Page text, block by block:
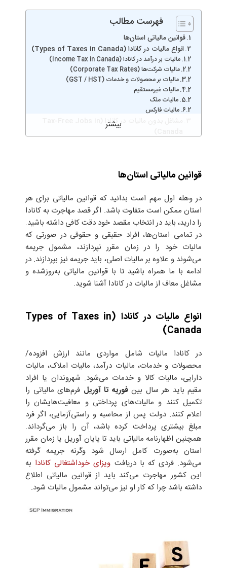
فهرست مطالب
قوانین مالیاتی استان‌ها
انواع مالیات در کانادا (Types of Taxes in Canada)
مالیات بر درآمد در کانادا (Income Tax in Canada)
مالیات شرکت‌ها (Corporate Tax Rates)
مالیات بر محصولات و خدمات (GST / HST)
مالیات غیرمستقیم
مالیات ملک
مالیات فارکس
قوانین مالیاتی استان‌ها
در وهله اول مهم است بدانید که قوانین مالیاتی برای هر
استان ممکن است متفاوت باشد. اگر قصد مهاجرت به کانادا
را دارید، باید در انتخاب مقصد خود دقت کافی داشته باشید.
در تمامی استان‌ها، افراد حقیقی و حقوقی در صورتی که
مالیات خود را در زمان مقرر نپردازند، مشمول جریمه
می‌شوند و علاوه بر مالیات اصلی، باید جریمه نیز بپردازند. در
ادامه با ما همراه باشید تا با قوانین مالیاتی به‌روز‌شده و
مشاغل معاف از مالیات در کانادا آشنا شوید.
انواع مالیات در کانادا (Types of Taxes in
Canada)
در کانادا مالیات شامل مواردی مانند ارزش افزوده/
محصولات و خدمات، مالیات درآمد، مالیات املاک، مالیات
دارایی، مالیات کالا و خدمات می‌شود. شهروندان یا افراد
مقیم باید هر سال بینفوریه تا آوریل فرم‌های مالیاتی را
تکمیل کنند و مالیات‌های پرداختی و معافیت‌هایشان را
اعلام کنند. دولت پس از محاسبه و راستی‌آزمایی، اگر فرد
مبلغ بیشتری پرداخت کرده باشد، آن را باز می‌گرداند.
همچنین اظهارنامه مالیاتی باید تا پایان آوریل یا زمان مقرر
استان به‌صورت کامل ارسال شود وگرنه جریمه گرفته
می‌شود.فردی که با دریافت ویزای خوداشتغالی کانادا به
این کشور مهاجرت می‌کند باید از قوانین مالیاتی اطلاع
داشته باشد چرا که کار او نیز می‌تواند مشمول مالیات شود.